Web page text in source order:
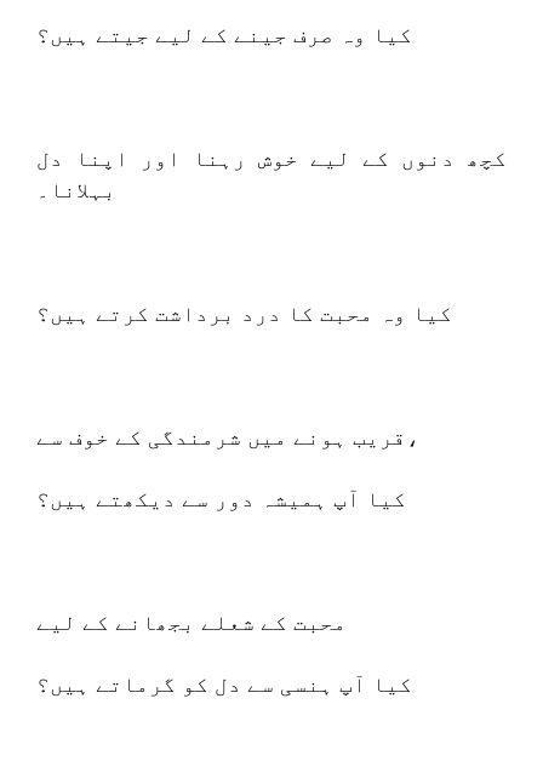
کیا وہ صرف جینے کے لیے جیتے ہیں؟
کچھ دنوں کے لیے خوش رہنا اور اپنا دل
بہلانا۔
کیا وہ محبت کا درد برداشت کرتے ہیں؟
قریب ہونے میں شرمندگی کے خوف سے،
کیا آپ ہمیشہ دور سے دیکھتے ہیں؟
محبت کے شعلے بجھانے کے لیے
کیا آپ ہنسی سے دل کو گرماتے ہیں؟